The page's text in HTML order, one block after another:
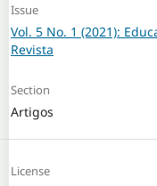
Issue
Vol. 5 No. 1 (2021):
Revista
Section
Artigos
License